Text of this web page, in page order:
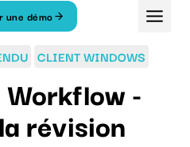
une démo
CLIENT WINDOWS
-
révision